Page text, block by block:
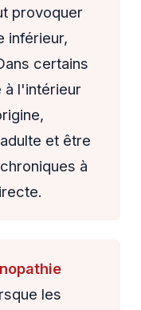
provoquer
inférieur,
certains
à l'intérieur
et être
à
les